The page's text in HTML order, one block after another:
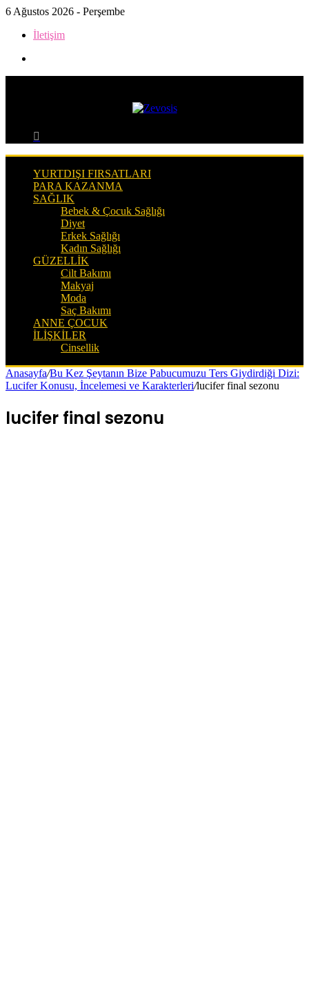
6 Ağustos 2026 - Perşembe
İletişim
yap
...
YURTDIŞI FIRSATLARI
PARA KAZANMA
SAĞLIK
Bebek & Çocuk Sağlığı
Diyet
Erkek Sağlığı
Kadın Sağlığı
GÜZELLIK
Cilt Bakımı
Makyaj
Moda
Saç Bakımı
ANNE ÇOCUK
İLIŞKILER
Cinsellik
Anasayfa/Bu Kez Şeytanın Bize Pabucumuzu Ters Giydirdiği Dizi:
Lucifer Konusu, İncelemesi ve Karakterleri/lucifer final sezonu
lucifer final sezonu